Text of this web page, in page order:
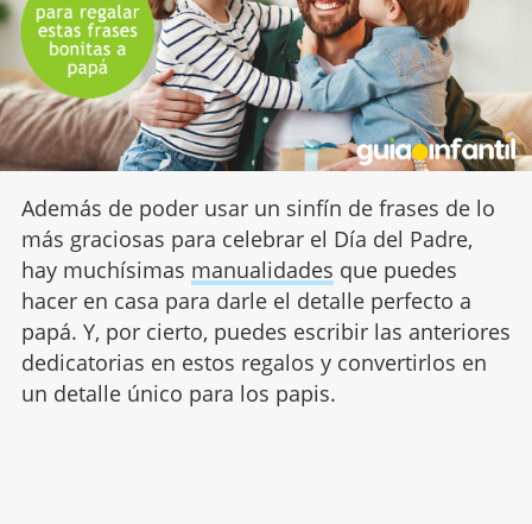
Además de poder usar un sinfín de frases de lo
más graciosas para celebrar el Día del Padre,
hay muchísimas manualidades que puedes
hacer en casa para darle el detalle perfecto a
papá. Y, por cierto, puedes escribir las anteriores
dedicatorias en estos regalos y convertirlos en
un detalle único para los papis.